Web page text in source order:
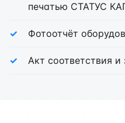
печатью СТАТУС
Фотоотчёт
Акт соответствия и